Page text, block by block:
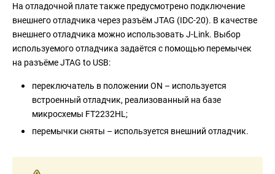
На отладочной плате также предусмотрено подключение
внешнего отладчика через разъём JTAG (IDC-20). В качестве
внешнего отладчика можно использовать J-Link. Выбор
используемого отладчика задаётся с помощью перемычек
на разъёме JTAG to USB:
переключатель в положении ON – используется
встроенный отладчик, реализованный на базе
микросхемы FT2232HL;
перемычки сняты – используется внешний отладчик.